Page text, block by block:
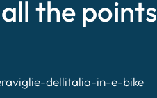
the points
dellitalia-in-e-bike